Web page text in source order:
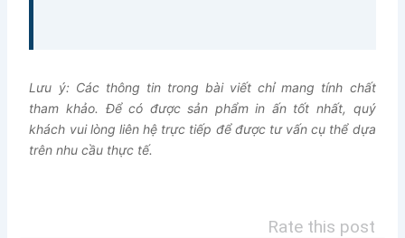
Lưu ý: Các thông tin trong bài viết chỉ mang tính chất
tham khảo. Để có được sản phẩm in ấn tốt nhất, quý
khách vui lòng liên hệ trực tiếp để được tư vấn cụ thể dựa
trên nhu cầu thực tế.
Rate this post